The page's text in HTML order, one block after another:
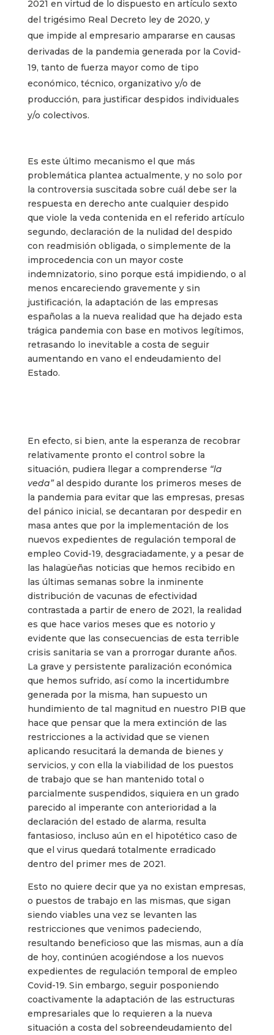
2021 en virtud de lo dispuesto en artículo sexto
del trigésimo Real Decreto ley de 2020, y
que impide al empresario ampararse en causas
derivadas de la pandemia generada por la Covid-
19, tanto de fuerza mayor como de tipo
económico, técnico, organizativo y/o de
producción, para justificar despidos individuales
y/o colectivos.
Es este último mecanismo el que más
problemática plantea actualmente, y no solo por
la controversia suscitada sobre cuál debe ser la
respuesta en derecho ante cualquier despido
que viole la veda contenida en el referido artículo
segundo, declaración de la nulidad del despido
con readmisión obligada, o simplemente de la
improcedencia con un mayor coste
indemnizatorio, sino porque está impidiendo, o al
menos encareciendo gravemente y sin
justificación, la adaptación de las empresas
españolas a la nueva realidad que ha dejado esta
trágica pandemia con base en motivos legítimos,
retrasando lo inevitable a costa de seguir
aumentando en vano el endeudamiento del
Estado.
En efecto, si bien, ante la esperanza de recobrar
relativamente pronto el control sobre la
situación, pudiera llegar a comprenderse “la
veda”al despido durante los primeros meses de
la pandemia para evitar que las empresas, presas
del pánico inicial, se decantaran por despedir en
masa antes que por la implementación de los
nuevos expedientes de regulación temporal de
empleo Covid-19, desgraciadamente, y a pesar de
las halagüeñas noticias que hemos recibido en
las últimas semanas sobre la inminente
distribución de vacunas de efectividad
contrastada a partir de enero de 2021, la realidad
es que hace varios meses que es notorio y
evidente que las consecuencias de esta terrible
crisis sanitaria se van a prorrogar durante años.
La grave y persistente paralización económica
que hemos sufrido, así como la incertidumbre
generada por la misma, han supuesto un
hundimiento de tal magnitud en nuestro PIB que
hace que pensar que la mera extinción de las
restricciones a la actividad que se vienen
aplicando resucitará la demanda de bienes y
servicios, y con ella la viabilidad de los puestos
de trabajo que se han mantenido total o
parcialmente suspendidos, siquiera en un grado
parecido al imperante con anterioridad a la
declaración del estado de alarma, resulta
fantasioso, incluso aún en el hipotético caso de
que el virus quedará totalmente erradicado
dentro del primer mes de 2021.
Esto no quiere decir que ya no existan empresas,
o puestos de trabajo en las mismas, que sigan
siendo viables una vez se levanten las
restricciones que venimos padeciendo,
resultando beneficioso que las mismas, aun a día
de hoy, continúen acogiéndose a los nuevos
expedientes de regulación temporal de empleo
Covid-19. Sin embargo, seguir posponiendo
coactivamente la adaptación de las estructuras
empresariales que lo requieren a la nueva
situación a costa del sobreendeudamiento del